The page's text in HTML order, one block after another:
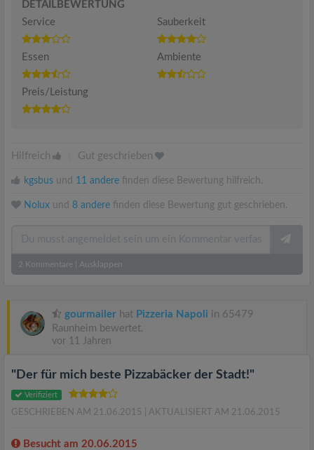
DETAILBEWERTUNG
Service
Sauberkeit
Essen Ambiente
Preis/Leistung
Hilfreich Gut geschrieben
kgsbus und 11 andere finden diese Bewertung hilfreich.
Nolux und 8 andere finden diese Bewertung gut geschrieben.
2 Kommentare Ausklappen
gourmailer hat Pizzeria Napoli in 65479
Raunheim bewertet.
vor 11 Jahren
"Der für mich beste Pizzabäcker der Stadt!"
Verifiziert
GESCHRIEBEN AM 21.06.2015 | AKTUALISIERT AM 21.06.2015
Besucht am 20.06.2015